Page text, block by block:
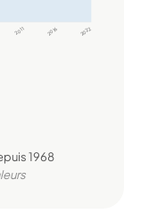
2011 2016 2022
1968